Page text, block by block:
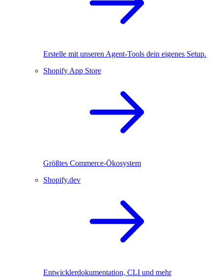
Erstelle mit unseren Agent-Tools dein eigenes Setup.
Shopify App Store
Größtes Commerce-Ökosystem
Shopify.dev
Entwicklerdokumentation, CLI und mehr